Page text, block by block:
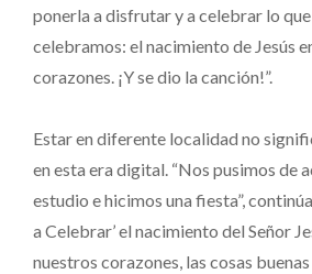
ponerla a disfrutar y a celebrar lo
celebramos: el nacimiento de Jesús
corazones. ¡Y se dio la canción!”.
Estar en diferente localidad no
en esta era digital. “Nos pusimos de
estudio e hicimos una fiesta”,
a Celebrar’ el nacimiento del Señor
nuestros corazones, las cosas